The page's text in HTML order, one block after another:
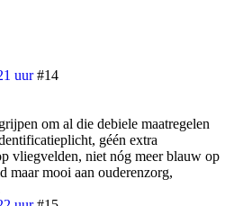
uur #14
om al die debiele maatregelen
géén extra
vliegvelden, niet nóg meer blauw op
maar mooi aan ouderenzorg,